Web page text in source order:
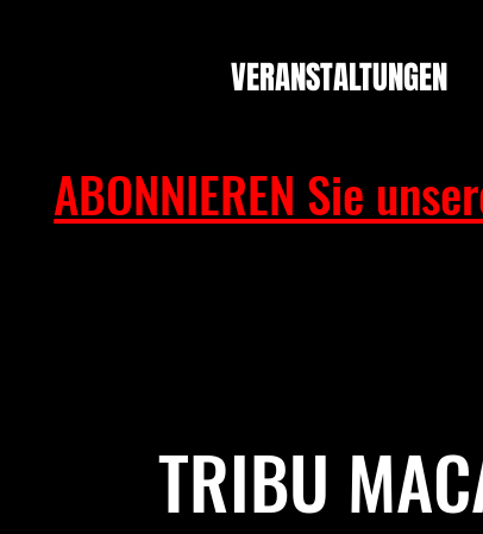
ABONNIEREN Sie
VERANSTALTUNGEN
TRIBU